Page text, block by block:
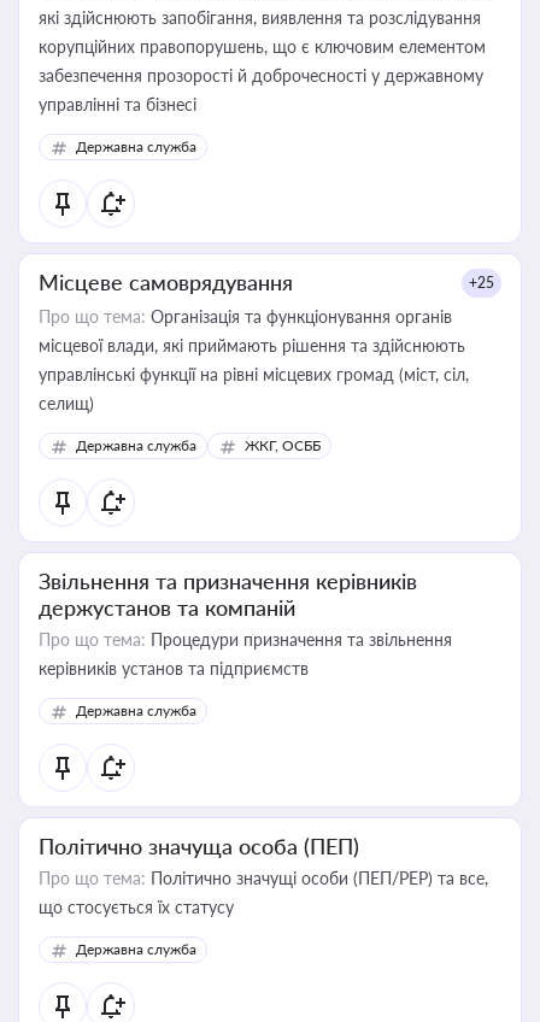
які здійснюють запобігання, виявлення та розслідування
корупційних правопорушень, що є ключовим елементом
забезпечення прозорості й доброчесності у державному
управлінні та бізнесі
Державна служба
Місцеве самоврядування +25
Про що тема: Організація та функціонування органів
місцевої влади, які приймають рішення та здійснюють
управлінські функції на рівні місцевих громад (міст, сіл,
селищ)
Державна служба ЖКГ, ОСББ
Звільнення та призначення керівників
держустанов та компаній
Про що тема: Процедури призначення та звільнення
керівників установ та підприємств
Державна служба
Політично значуща особа (ПЕП)
Про що тема: Політично значущі особи (ПЕП/PEP) та все,
що стосується їх статусу
Державна служба